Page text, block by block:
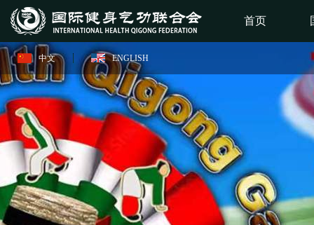
首页
中文 ENGLISH